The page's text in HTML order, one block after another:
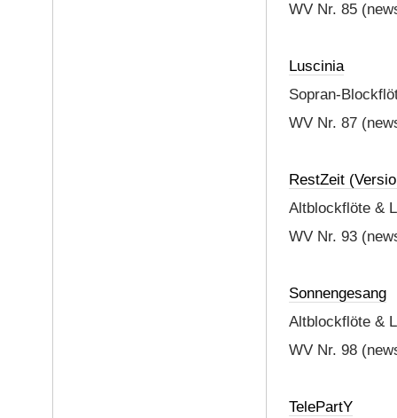
WV Nr. 85
Luscinia
Sopran-
WV Nr. 87
RestZeit
Altblockflöte &
WV Nr. 93
Sonnengesang
Altblockflöte &
WV Nr. 98
TelePartY